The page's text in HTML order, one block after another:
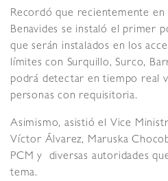
Recordó que recientemente en
Benavides se instaló el primer
que serán instalados en los
límites con Surquillo, Surco,
podrá detectar en tiempo real
personas con requisitoria.
Asimismo, asistió el Vice
Víctor Álvarez, Maruska
PCM y diversas autoridades
tema.